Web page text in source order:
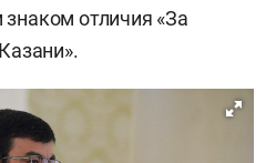
отличия «За